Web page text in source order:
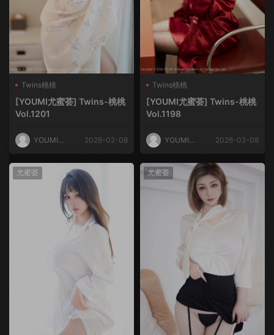
Twins桃桃
[YOUMI尤蜜荟] Twins-桃桃
Vol.1201
YOUMI尤
2026-02-08
Twins桃桃
[YOUMI尤蜜荟] Twins-桃桃
Vol.1198
YOUMI尤
2026-02-08
尤蜜荟 尤蜜荟